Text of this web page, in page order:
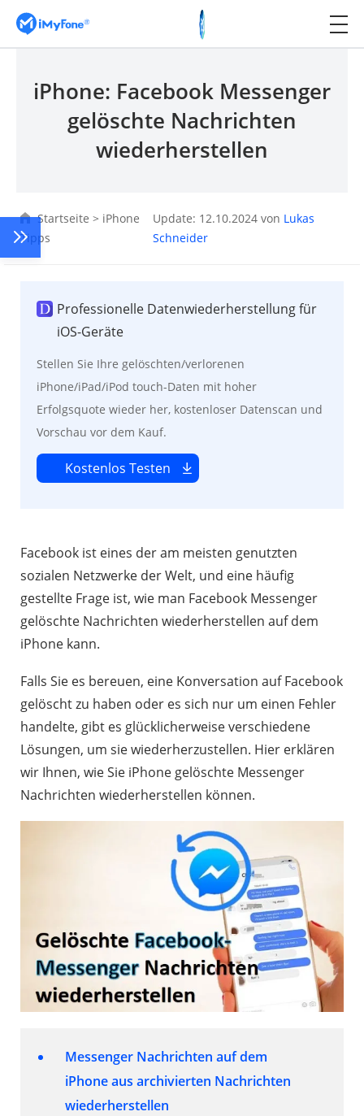
iPhone: Facebook Messenger
gelöschte Nachrichten
wiederherstellen
Startseite > iPhone
Tipps
Update: 12.10.2024 von Lukas
Schneider
Professionelle Datenwiederherstellung für
iOS-Geräte
Stellen Sie Ihre gelöschten/verlorenen
iPhone/iPad/iPod touch-Daten mit hoher
Erfolgsquote wieder her, kostenloser Datenscan und
Vorschau vor dem Kauf.
Kostenlos Testen
Facebook ist eines der am meisten genutzten
sozialen Netzwerke der Welt, und eine häufig
gestellte Frage ist, wie man Facebook Messenger
gelöschte Nachrichten wiederherstellen auf dem
iPhone kann.
Falls Sie es bereuen, eine Konversation auf Facebook
gelöscht zu haben oder es sich nur um einen Fehler
handelte, gibt es glücklicherweise verschiedene
Lösungen, um sie wiederherzustellen. Hier erklären
wir Ihnen, wie Sie iPhone gelöschte Messenger
Nachrichten wiederherstellen können.
Messenger Nachrichten auf dem
iPhone aus archivierten Nachrichten
wiederherstellen